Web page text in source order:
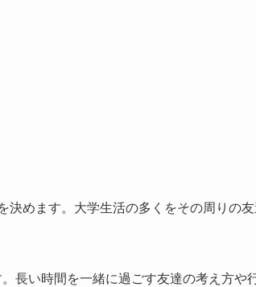
めます。大学生活の多くをその周りの
長い時間を一緒に過ごす友達の考え方や